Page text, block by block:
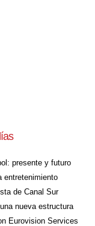
presente y futuro
entretenimiento
de Canal Sur
nueva estructura
Eurovision Services